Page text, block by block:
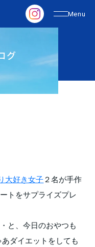
グ
大好き女子２名が手作
トをサプライズプレ
と、今日のおやつも
ダイエットをしても